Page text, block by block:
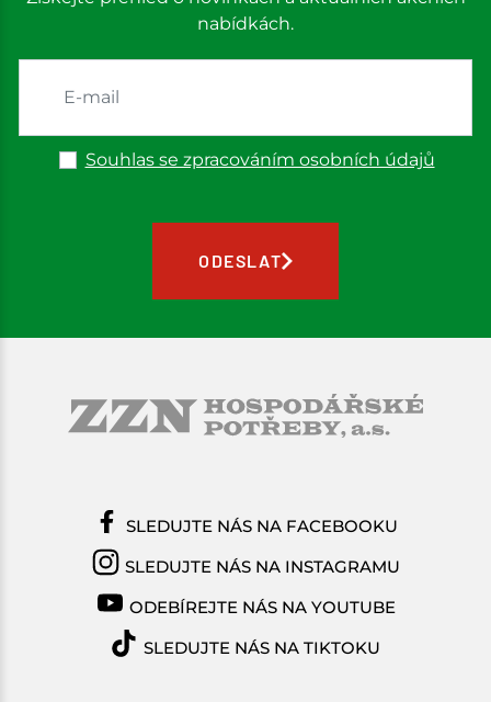
nabídkách.
Souhlas se zpracováním osobních údajů
ODESLAT
SLEDUJTE NÁS NA FACEBOOKU
SLEDUJTE NÁS NA INSTAGRAMU
ODEBÍREJTE NÁS NA YOUTUBE
SLEDUJTE NÁS NA TIKTOKU